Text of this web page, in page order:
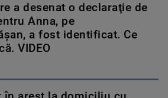
a desenat o declaraţie de
Anna, pe
a fost identificat. Ce
VIDEO